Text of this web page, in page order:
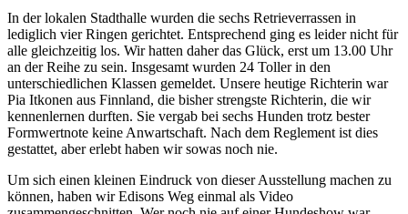
In der lokalen Stadthalle wurden die sechs Retrieverrassen in
lediglich vier Ringen gerichtet. Entsprechend ging es leider nicht für
alle gleichzeitig los. Wir hatten daher das Glück, erst um 13.00 Uhr
an der Reihe zu sein. Insgesamt wurden 24 Toller in den
unterschiedlichen Klassen gemeldet. Unsere heutige Richterin war
Pia Itkonen aus Finnland, die bisher strengste Richterin, die wir
kennenlernen durften. Sie vergab bei sechs Hunden trotz bester
Formwertnote keine Anwartschaft. Nach dem Reglement ist dies
gestattet, aber erlebt haben wir sowas noch nie.
Um sich einen kleinen Eindruck von dieser Ausstellung machen zu
können, haben wir Edisons Weg einmal als Video